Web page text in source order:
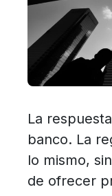
La
banco. La
lo mismo,
de ofrecer